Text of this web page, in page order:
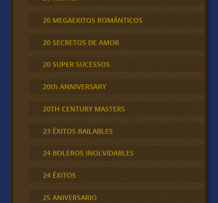
20 MEGAEXITOS ROMÁNTICOS
20 SECRETOS DE AMOR
20 SUPER SUCESSOS
20th ANNIVERSARY
20TH CENTURY MASTERS
23 ÉXITOS BAILABLES
24 BOLEROS INOLVIDABLES
24 ÉXITOS
25 ANIVERSARIO